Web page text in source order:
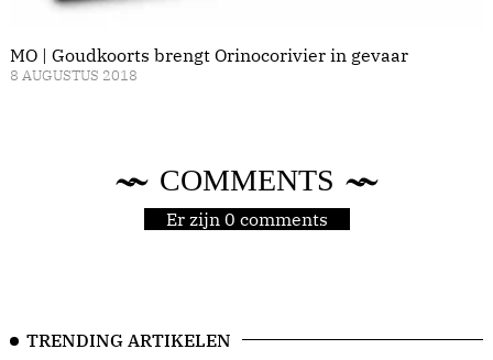
MO | Goudkoorts brengt Orinocorivier in gevaar
8 AUGUSTUS 2018
COMMENTS
Er zijn 0 comments
TRENDING ARTIKELEN